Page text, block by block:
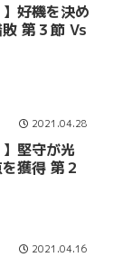
】好機を決め
第３節 Vs
2021.04.28
】堅守が光
獲得 第２
2021.04.16